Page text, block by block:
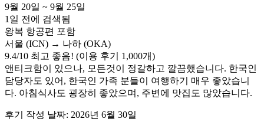
9월 20일 ~ 9월 25일
1일 전에 검색됨
왕복 항공편 포함
서울 (ICN) → 나하 (OKA)
9.4/10 최고 좋음! (이용 후기 1,000개)
앤티크함이 있으나, 모든것이 정갈하고 깔끔했습니다. 한국인
담당자도 있어, 한국인 가족 분들이 여행하기 매우 좋았습니
다. 아침식사도 굉장히 좋았으며, 주변에 맛집도 많았습니다.
후기 작성 날짜: 2026년 6월 30일